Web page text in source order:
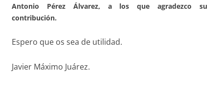
Antonio Pérez Álvarez, a los que agradezco su
contribución.
Espero que os sea de utilidad.
Javier Máximo Juárez.